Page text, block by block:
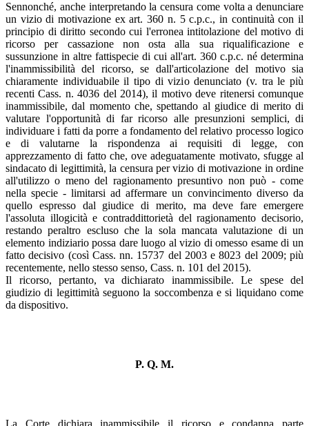
Sennonché, anche interpretando la censura come volta a denunciare
un vizio di motivazione ex art. 360 n. 5 c.p.c., in continuità con il
principio di diritto secondo cui l'erronea intitolazione del motivo di
ricorso per cassazione non osta alla sua riqualificazione e
sussunzione in altre fattispecie di cui all'art. 360 c.p.c. né determina
l'inammissibilità del ricorso, se dall'articolazione del motivo sia
chiaramente individuabile il tipo di vizio denunciato (v. tra le più
recenti Cass. n. 4036 del 2014), il motivo deve ritenersi comunque
inammissibile, dal momento che, spettando al giudice di merito di
valutare l'opportunità di far ricorso alle presunzioni semplici, di
individuare i fatti da porre a fondamento del relativo processo logico
e di valutarne la rispondenza ai requisiti di legge, con
apprezzamento di fatto che, ove adeguatamente motivato, sfugge al
sindacato di legittimità, la censura per vizio di motivazione in ordine
all'utilizzo o meno del ragionamento presuntivo non può - come
nella specie - limitarsi ad affermare un convincimento diverso da
quello espresso dal giudice di merito, ma deve fare emergere
l'assoluta illogicità e contraddittorietà del ragionamento decisorio,
restando peraltro escluso che la sola mancata valutazione di un
elemento indiziario possa dare luogo al vizio di omesso esame di un
fatto decisivo (così Cass. nn. 15737 del 2003 e 8023 del 2009; più
recentemente, nello stesso senso, Cass. n. 101 del 2015).
Il ricorso, pertanto, va dichiarato inammissibile. Le spese del
giudizio di legittimità seguono la soccombenza e si liquidano come
da dispositivo.
P. Q. M.
La Corte dichiara inammissibile il ricorso e condanna parte